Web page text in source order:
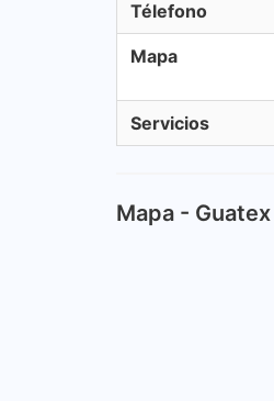
Télefono
Mapa
Servicios
Mapa -